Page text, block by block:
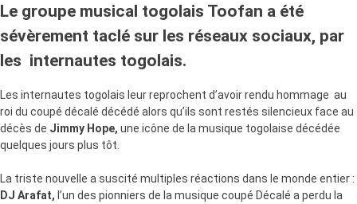
Le groupe musical togolais Toofan a été
sévèrement taclé sur les réseaux sociaux, par
les internautes togolais.
Les internautes togolais leur reprochent d’avoir rendu hommage au
roi du coupé décalé décédé alors qu’ils sont restés silencieux face au
décès de Jimmy Hope, une icône de la musique togolaise décédée
quelques jours plus tôt.
La triste nouvelle a suscité multiples réactions dans le monde entier :
DJ Arafat, l’un des pionniers de la musique coupé Décalé a perdu la